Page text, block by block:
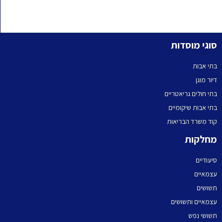
סוגי מוסדות
בתי אבות
דיור מוגן
בתי חולים גריאטריים
בתי אבות שיקומיים
קוד משרד הבריאות
מחלקות
סיעודיים
עצמאיים
תשושים
עצמאיים ותשושים
תשושי נפש